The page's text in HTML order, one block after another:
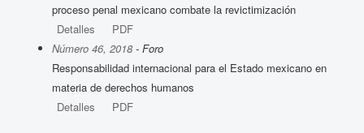
proceso penal mexicano combate la revictimización
Detalles
PDF
Número 46, 2018- Foro
Responsabilidad internacional para el Estado mexicano en
materia de derechos humanos
Detalles
PDF